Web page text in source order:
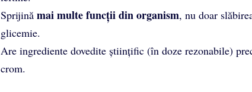
Sprijină mai multe funcții din organism, nu doar
glicemie.
Are ingrediente dovedite științific (în doze rezonabile)
crom.